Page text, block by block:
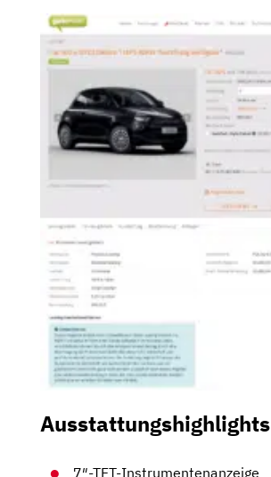
Ausstattungshighlights
7″-TFT-Instrumentenanzeige